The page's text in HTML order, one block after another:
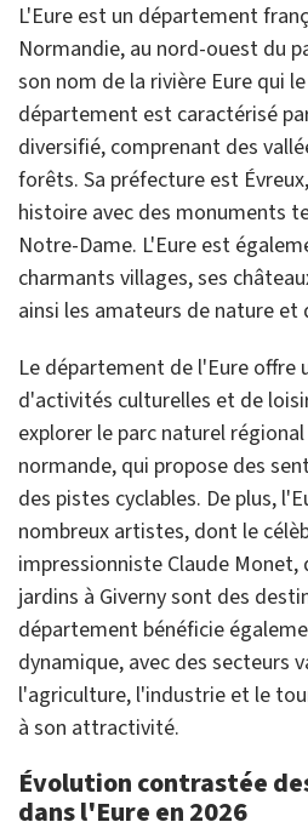
L'Eure est un département
Normandie, au nord-ouest du
son nom de la rivière Eure qui
département est caractérisé
diversifié, comprenant des
forêts. Sa préfecture est
histoire avec des monuments
Notre-Dame. L'Eure est
charmants villages, ses
ainsi les amateurs de nature et
Le département de l'Eure offre
d'activités culturelles et de
explorer le parc naturel
normande, qui propose des
des pistes cyclables. De plus,
nombreux artistes, dont le
impressionniste Claude
jardins à Giverny sont des
département bénéficie
dynamique, avec des secteurs
l'agriculture, l'industrie et le
à son attractivité.
Évolution contrastée
dans l'Eure en 2026